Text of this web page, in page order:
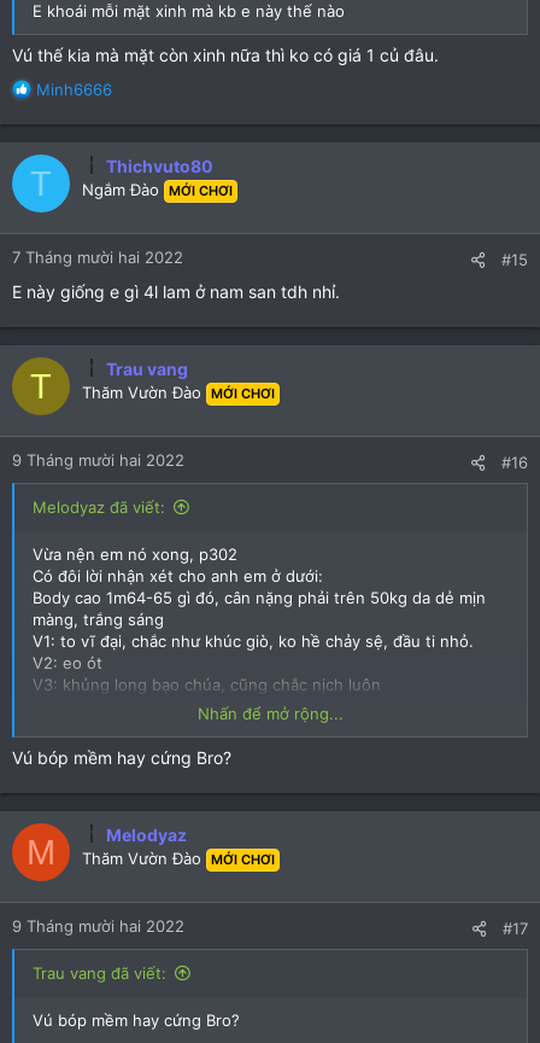
E khoái mỗi mặt xinh mà kb e này thế nào
Vú thế kia mà mặt còn xinh nữa thì ko có giá 1 củ đâu.
R
c
t
o
n
s
:
Minh6666
T Thichvuto80
Ngắm Đào MỚI CHƠI
7 Tháng mười hai 2022 #15
E này giống e gì 4l lam ở nam san tdh nhỉ.
T Trau vang
Thăm Vườn Đào MỚI CHƠI
9 Tháng mười hai 2022 #16
Melodyaz đã viết:
Vừa nện em nó xong, p302
Có đôi lời nhận xét cho anh em ở dưới:
Body cao 1m64-65 gì đó, cân nặng phải trên 50kg da dẻ mịn
màng, trắng sáng
V1: to vĩ đại, chắc như khúc giò, ko hề chảy sệ, đầu ti nhỏ.
V2: eo ót
V3: khủng long bạo chúa, cũng chắc nịch luôn
V4: múp cực kì, 1 bàn tay úp ko hết, mép lồn dày mọng, ca vát
Tổng kết em ở tư thế Dogy sau 15p nện em, đầy mãn nguyện .
Chúc e đông khách , rất đáng check !
Nhấn để mở rộng...
Vú bóp mềm hay cứng Bro?
M Melodyaz
Thăm Vườn Đào MỚI CHƠI
9 Tháng mười hai 2022 #17
Trau vang đã viết:
Vú bóp mềm hay cứng Bro?